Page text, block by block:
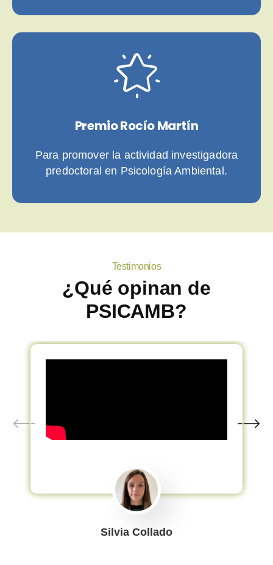
Premio Rocío Martín
Para promover la actividad investigadora
predoctoral en Psicología Ambiental.
Testimonios
¿Qué opinan de
PSICAMB?
Silvia Collado